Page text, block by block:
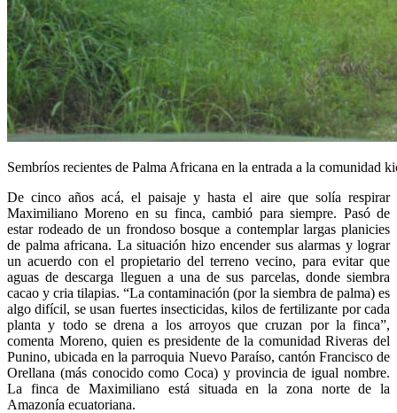
Sembríos recientes de Palma Africana en la entrada a la
De cinco años acá, el paisaje y hasta el aire que solía respirar
Maximiliano Moreno en su finca, cambió para siempre. Pasó de
estar rodeado de un frondoso bosque a contemplar largas planicies
de palma africana. La situación hizo encender sus alarmas y lograr
un acuerdo con el propietario del terreno vecino, para evitar que
aguas de descarga lleguen a una de sus parcelas, donde siembra
cacao y cria tilapias. “La contaminación (por la siembra de palma) es
algo difícil, se usan fuertes insecticidas, kilos de fertilizante por cada
planta y todo se drena a los arroyos que cruzan por la finca”,
comenta Moreno, quien es presidente de la comunidad Riveras del
Punino, ubicada en la parroquia Nuevo Paraíso, cantón Francisco de
Orellana (más conocido como Coca) y provincia de igual nombre.
La finca de Maximiliano está situada en la zona norte de la
Amazonía ecuatoriana.